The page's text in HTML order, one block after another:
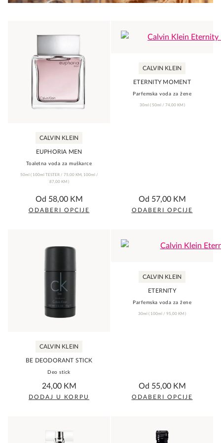
chosen
page
chosen
CALVIN KLEIN
EUPHORIA MEN
Toaletna voda za muškarce
50ml ( 100ml TESTER / 75,00 KM, 100ml /
87,00 KM
0,0
rating
Od 58,00 KM
ODABERI OPCIJE
has
variants.
The
options
may
on
the
product
page
CALVIN KLEIN
ETERNITY MOMENT
Parfemska voda za žene
30ml ( 50ml / 74,00 KM
5,0
rating
Od 57,00 KM
ODABERI OPCIJE
has
page
CALVIN KLEIN
BE DEODORANT STICK
Deo stick
0,0
rating
24,00 KM
DODAJ U KORPU
CALVIN KLEIN
ETERNITY
Parfemska voda za žene
30ml ( 100ml / 95,00 KM
0,0
rating
Od 55,00 KM
ODABERI OPCIJE
has